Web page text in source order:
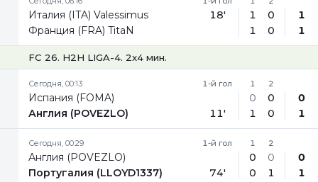
Италия (ITA) Valessimus
Франция (FRA) TitaN
18'
1
1
0
0
1
1
FC 26. H2H LIGA-4. 2x4 мин.
Сегодня, 00:13
Испания (FOMA)
Англия (POVEZLO)
1-й гол
11'
1
0
1
2
0
0
0
1
Сегодня, 00:29
Англия (POVEZLO)
Португалия (LLOYD1337)
1-й гол
74'
1
0
0
2
0
1
0
1